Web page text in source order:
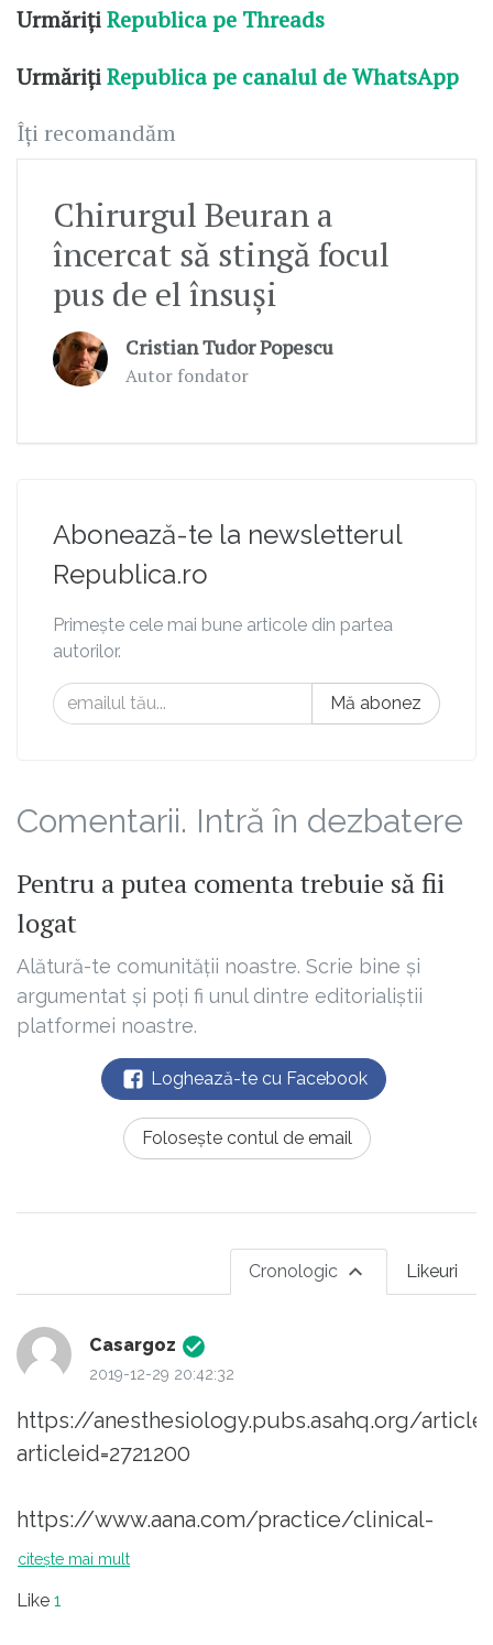
UrmărițiRepublica pe Threads
UrmărițiRepublica pe canalul de WhatsApp
Îți recomandăm
Chirurgul Beuran a
încercat să stingă focul
pus de el însuși
Cristian Tudor Popescu
Autor fondator
Abonează-te la newsletterul
Republica.ro
Primește cele mai bune articole din partea
autorilor.
Mă abonez
Comentarii. Intră în dezbatere
Pentru a putea comenta trebuie să fii
logat
Alătură-te comunității noastre. Scrie bine și
argumentat și poți fi unul dintre editorialiștii
platformei noastre.
Loghează-te cu Facebook
Folosește contul de email
Likeuri
Cronologic
Casargoz
2019-12-29 20:42:32
https://anesthesiology.pubs.asahq.org/
articleid=2721200
https://www.aana.com/practice/clinical-
practice-resources/surgical-firesb
citește mai mult
Like 1